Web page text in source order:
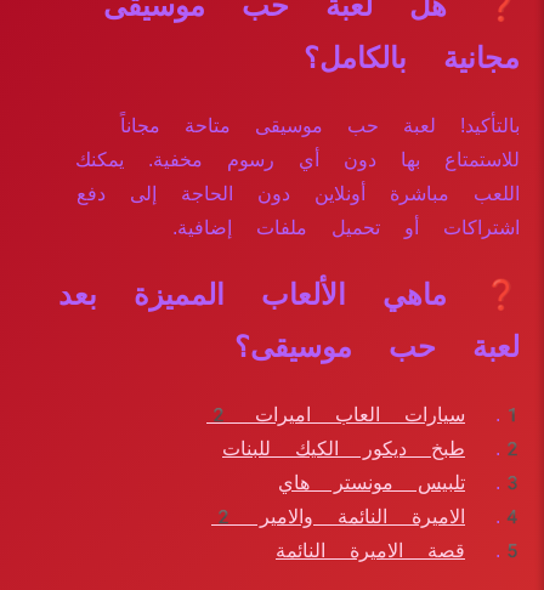
مجانية بالكامل؟
بالتأكيد! لعبة حب موسيقى متاحة مجاناً
للاستمتاع بها دون أي رسوم مخفية. يمكنك
اللعب مباشرة أونلاين دون الحاجة إلى دفع
اشتراكات أو تحميل ملفات إضافية.
❓ ماهي الألعاب المميزة بعد
لعبة حب موسيقى؟
سيارات العاب اميرات 2
طبخ ديكور الكيك للبنات
تلبيس مونستر هاي
الاميرة النائمة والامير 2
قصة الاميرة النائمة